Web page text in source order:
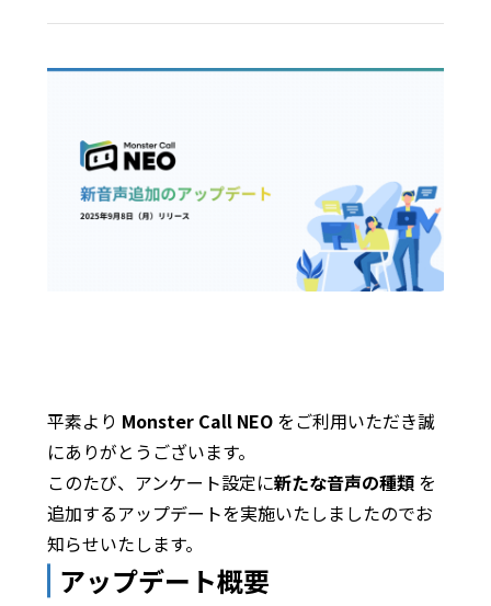
平素より Monster Call NEOをご利用いただき誠
にありがとうございます。
このたび、アンケート設定に新たな音声の種類を
追加するアップデートを実施いたしましたのでお
知らせいたします。
アップデート概要